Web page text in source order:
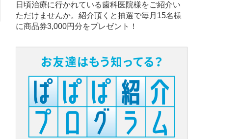
日頃治療に行かれている歯科医院様をご紹介い
ただけませんか。紹介頂くと抽選で毎月15名様
に商品券3,000円分をプレゼント！